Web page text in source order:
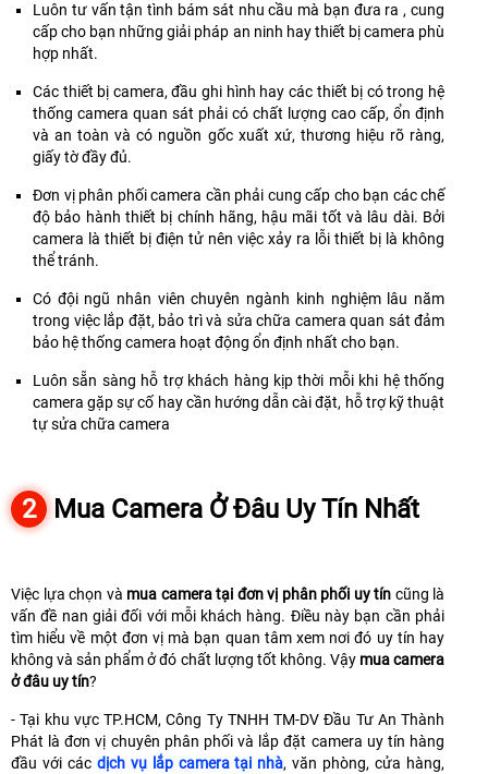
Luôn tư vấn tận tình bám sát nhu cầu mà bạn đưa ra , cung
cấp cho bạn những giải pháp an ninh hay thiết bị camera phù
hợp nhất.
Các thiết bị camera, đầu ghi hình hay các thiết bị có trong hệ
thống camera quan sát phải có chất lượng cao cấp, ổn định
và an toàn và có nguồn gốc xuất xứ, thương hiệu rõ ràng,
giấy tờ đầy đủ.
Đơn vị phân phối camera cần phải cung cấp cho bạn các chế
độ bảo hành thiết bị chính hãng, hậu mãi tốt và lâu dài. Bởi
camera là thiết bị điện tử nên việc xảy ra lỗi thiết bị là không
thể tránh.
Có đội ngũ nhân viên chuyên ngành kinh nghiệm lâu năm
trong việc lắp đặt, bảo trì và sửa chữa camera quan sát đảm
bảo hệ thống camera hoạt động ổn định nhất cho bạn.
Luôn sẵn sàng hỗ trợ khách hàng kịp thời mỗi khi hệ thống
camera gặp sự cố hay cần hướng dẫn cài đặt, hỗ trợ kỹ thuật
tự sửa chữa camera
2 Mua Camera Ở Đâu Uy Tín Nhất
Việc lựa chọn và mua camera tại đơn vị phân phối uy tín cũng là
vấn đề nan giải đối với mỗi khách hàng. Điều này bạn cần phải
tìm hiểu về một đơn vị mà bạn quan tâm xem nơi đó uy tín hay
không và sản phẩm ở đó chất lượng tốt không. Vậy mua camera
ở đâu uy tín?
- Tại khu vực TP.HCM, Công Ty TNHH TM-DV Đầu Tư An Thành
Phát là đơn vị chuyên phân phối và lắp đặt camera uy tín hàng
đầu với các dịch vụ lắp camera tại nhà, văn phòng, cửa hàng,